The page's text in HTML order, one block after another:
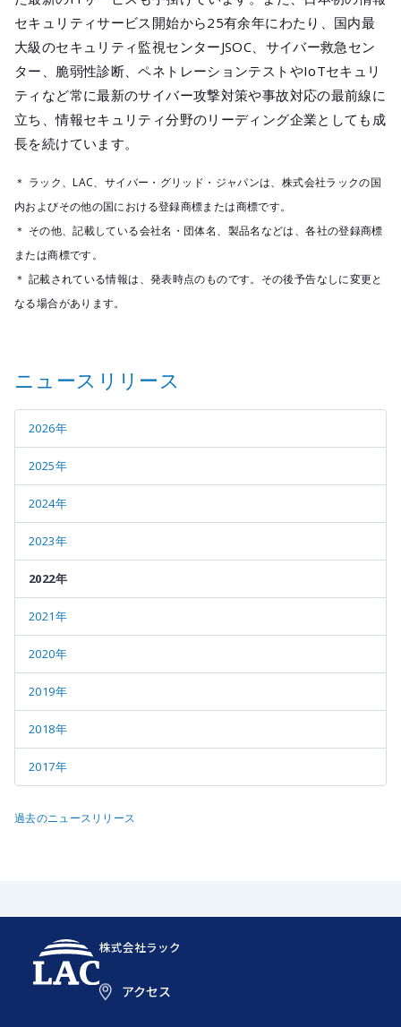
セキュリティサービス開始から25有余年にわたり、国内最
大級のセキュリティ監視センターJSOC、サイバー救急セン
ター、脆弱性診断、ペネトレーションテストやIoTセキュリ
ティなど常に最新のサイバー攻撃対策や事故対応の最前線に
立ち、情報セキュリティ分野のリーディング企業としても成
長を続けています。
＊ ラック、LAC、サイバー・グリッド・ジャパンは、株式会社ラックの国
内およびその他の国における登録商標または商標です。
＊ その他、記載している会社名・団体名、製品名などは、各社の登録商標
または商標です。
＊ 記載されている情報は、発表時点のものです。その後予告なしに変更と
なる場合があります。
ニュースリリース
2026年
2025年
2024年
2023年
2022年
2021年
2020年
2019年
2018年
2017年
過去のニュースリリース
株式会社ラック
アクセス